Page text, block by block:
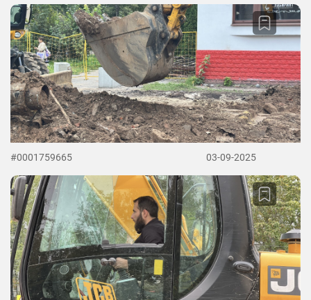
#0001759665 03-09-2025